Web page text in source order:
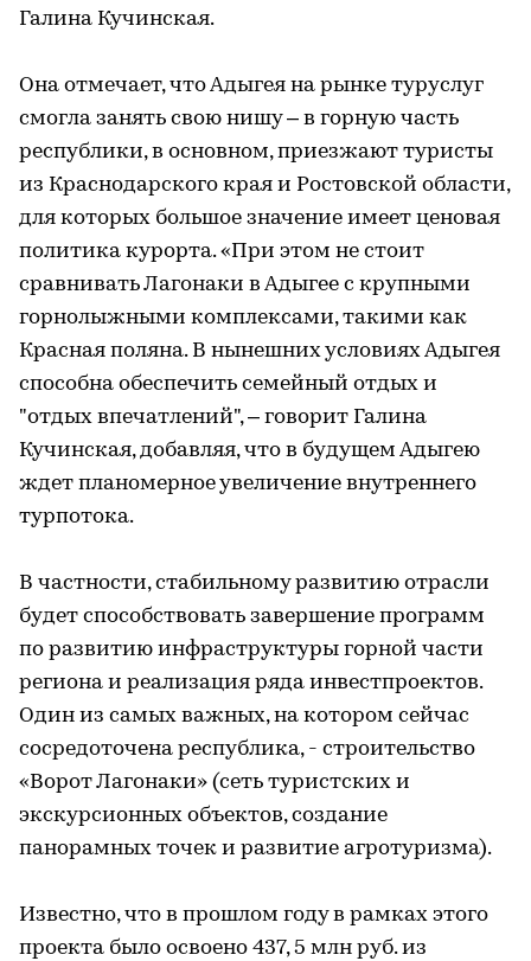
Галина Кучинская.
Она отмечает, что Адыгея на рынке туруслуг
смогла занять свою нишу – в горную часть
республики, в основном, приезжают туристы
из Краснодарского края и Ростовской области,
для которых большое значение имеет ценовая
политика курорта. «При этом не стоит
сравнивать Лагонаки в Адыгее с крупными
горнолыжными комплексами, такими как
Красная поляна. В нынешних условиях Адыгея
способна обеспечить семейный отдых и
"отдых впечатлений", – говорит Галина
Кучинская, добавляя, что в будущем Адыгею
ждет планомерное увеличение внутреннего
турпотока.
В частности, стабильному развитию отрасли
будет способствовать завершение программ
по развитию инфраструктуры горной части
региона и реализация ряда инвестпроектов.
Один из самых важных, на котором сейчас
сосредоточена республика, - строительство
«Ворот Лагонаки» (сеть туристских и
экскурсионных объектов, создание
панорамных точек и развитие агротуризма).
Известно, что в прошлом году в рамках этого
проекта было освоено 437, 5 млн руб. из